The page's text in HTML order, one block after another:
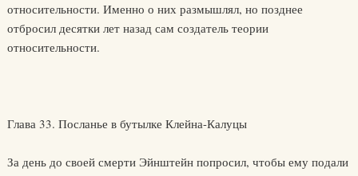
относительности. Именно о них размышлял, но позднее
отбросил десятки лет назад сам создатель теории
относительности.
Глава 33. Посланье в бутылке Клейна-Калуцы
За день до своей смерти Эйнштейн попросил, чтобы ему подали